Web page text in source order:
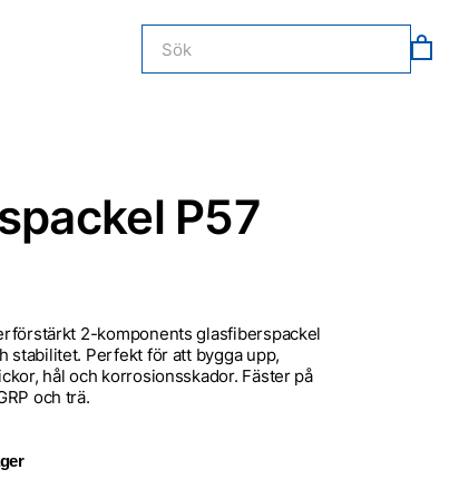
P57
2-komponents glasfiberspackel
stabilitet. Perfekt för att bygga upp,
hål och korrosionsskador. Fäster på
och trä.